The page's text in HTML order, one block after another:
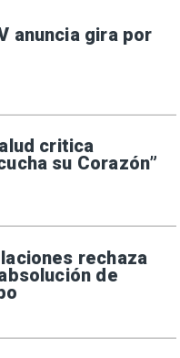
anuncia gira por
critica
su Corazón”
rechaza
de